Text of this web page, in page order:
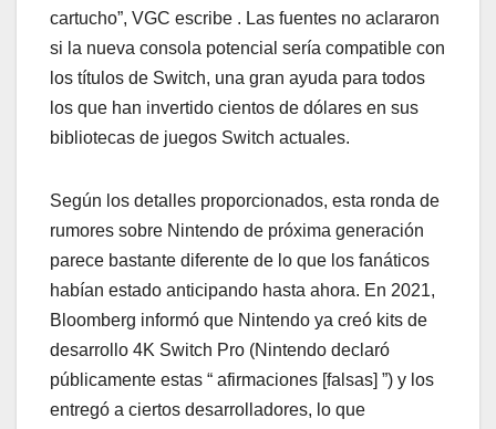
cartucho”, VGC escribe . Las fuentes no aclararon
si la nueva consola potencial sería compatible con
los títulos de Switch, una gran ayuda para todos
los que han invertido cientos de dólares en sus
bibliotecas de juegos Switch actuales.
Según los detalles proporcionados, esta ronda de
rumores sobre Nintendo de próxima generación
parece bastante diferente de lo que los fanáticos
habían estado anticipando hasta ahora. En 2021,
Bloomberg informó que Nintendo ya creó kits de
desarrollo 4K Switch Pro (Nintendo declaró
públicamente estas “ afirmaciones [falsas] ”) y los
entregó a ciertos desarrolladores, lo que